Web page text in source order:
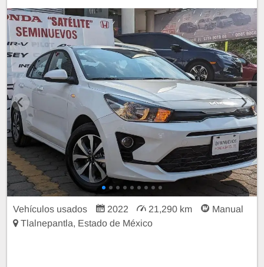
Vehículos usados 2022 21,290 km
Manual
Tlalnepantla, Estado de México